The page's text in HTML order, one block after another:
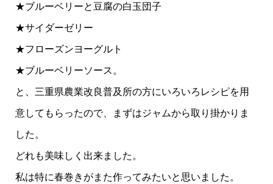
★ブルーベリーと豆腐の白玉団子
★サイダーゼリー
★フローズンヨーグルト
★ブルーベリーソース。
と、三重県農業改良普及所の方にいろいろレシピを用
意してもらったので、まずはジャムから取り掛かりま
した。
どれも美味しく出来ました。
私は特に春巻きがまた作ってみたいと思いました。